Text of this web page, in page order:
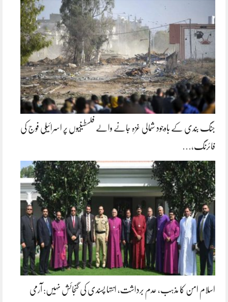
جنگ بندی کے باوجود شمالی غزہ جانے والے فلسطینیوں پر اسرائیلی فوج کی
فائرنگ،…
اسلام امن کا مذہب، عدم برداشت، انتہا پسندی کی گنجائش نہیں: آرمی